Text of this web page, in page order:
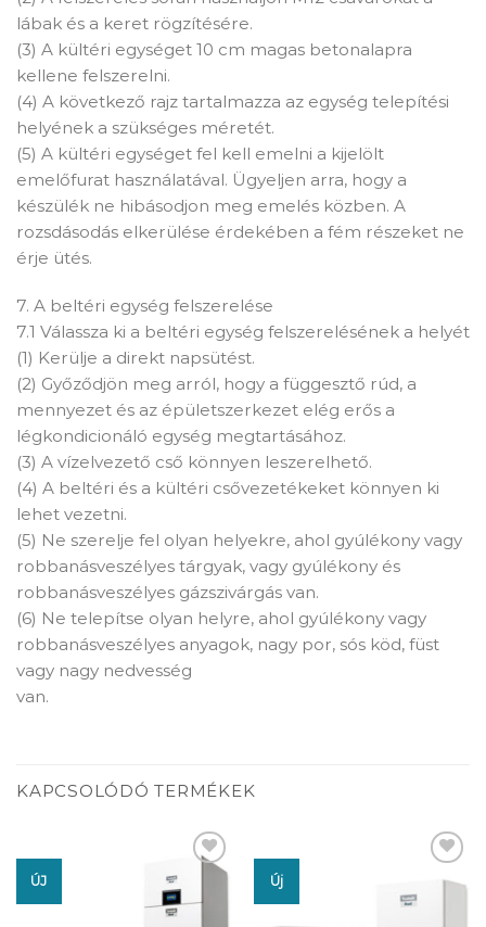
lábak és a keret rögzítésére.
(3) A kültéri egységet 10 cm magas betonalapra
kellene felszerelni.
(4) A következő rajz tartalmazza az egység telepítési
helyének a szükséges méretét.
(5) A kültéri egységet fel kell emelni a kijelölt
emelőfurat használatával. Ügyeljen arra, hogy a
készülék ne hibásodjon meg emelés közben. A
rozsdásodás elkerülése érdekében a fém részeket ne
érje ütés.
7. A beltéri egység felszerelése
7.1 Válassza ki a beltéri egység felszerelésének a helyét
(1) Kerülje a direkt napsütést.
(2) Győződjön meg arról, hogy a függesztő rúd, a
mennyezet és az épületszerkezet elég erős a
légkondicionáló egység megtartásához.
(3) A vízelvezető cső könnyen leszerelhető.
(4) A beltéri és a kültéri csővezetékeket könnyen ki
lehet vezetni.
(5) Ne szerelje fel olyan helyekre, ahol gyúlékony vagy
robbanásveszélyes tárgyak, vagy gyúlékony és
robbanásveszélyes gázszivárgás van.
(6) Ne telepítse olyan helyre, ahol gyúlékony vagy
robbanásveszélyes anyagok, nagy por, sós köd, füst
vagy nagy nedvesség
van.
KAPCSOLÓDÓ TERMÉKEK
ÚJ Új